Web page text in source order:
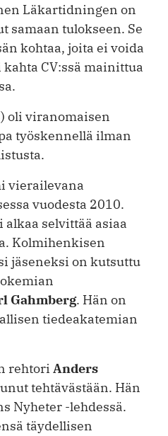
Läkartidningen on
samaan tulokseen. Se
kohtaa, joita ei voida
CV:ssä mainittua
oli viranomaisen
työskennellä ilman
vierailevana
vuodesta 2010.
selvittää asiaa
Kolmihenkisen
jäseneksi on kutsuttu
Gahmberg. Hän on
tiedeakatemian
rehtori Anders
tehtävästään. Hän
Nyheter -lehdessä.
täydellisen